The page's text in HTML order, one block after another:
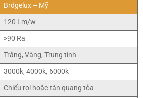
Brdgelux – Mỹ
120 Lm/w
>90 Ra
Trắng, Vàng, Trung tính
3000k, 4000k, 6000k
Chiếu rọi hoặc tán quang tỏa